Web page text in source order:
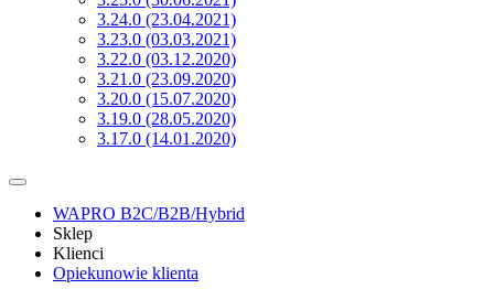
3.24.0 (23.04.2021)
3.23.0 (03.03.2021)
3.22.0 (03.12.2020)
3.21.0 (23.09.2020)
3.20.0 (15.07.2020)
3.19.0 (28.05.2020)
3.17.0 (14.01.2020)
WAPRO B2C/B2B/Hybrid
Sklep
Klienci
Opiekunowie klienta